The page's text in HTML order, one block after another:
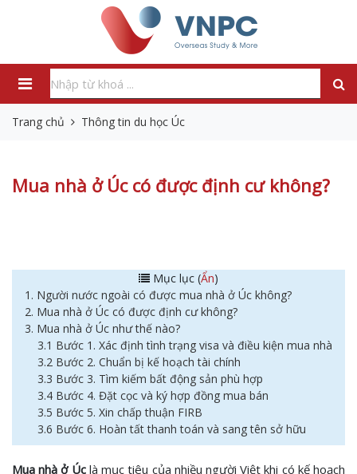
Trang chủ Thông tin du học Úc
Mua nhà ở Úc có được định cư không?
Mục lục (Ẩn)
1. Người nước ngoài có được mua nhà ở Úc không?
2. Mua nhà ở Úc có được định cư không?
3. Mua nhà ở Úc như thế nào?
3.1 Bước 1. Xác định tình trạng visa và điều kiện mua nhà
3.2 Bước 2. Chuẩn bị kế hoạch tài chính
3.3 Bước 3. Tìm kiếm bất động sản phù hợp
3.4 Bước 4. Đặt cọc và ký hợp đồng mua bán
3.5 Bước 5. Xin chấp thuận FIRB
3.6 Bước 6. Hoàn tất thanh toán và sang tên sở hữu
Mua nhà ở Úclà mục tiêu của nhiều người Việt khi có kế hoạch